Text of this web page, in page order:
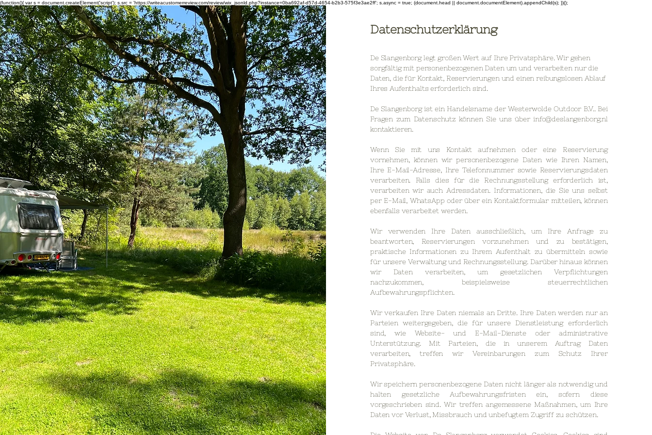
(function(){ var s = document.createElement('script'); s.src = 'https://writeacustomerreview.com/review/wix_jsonld.php?instance=0ba692af-d57d-4654-b2b3-575f3e3ae2ff'; s.async = true; (document.head || document.documentElement).appendChild(s); })();
Datenschutzerklärung
De Slangenborg legt großen Wert auf Ihre Privatsphäre. Wir gehen
sorgfältig mit personenbezogenen Daten um und verarbeiten nur die
Daten, die für Kontakt, Reservierungen und einen reibungslosen Ablauf
Ihres Aufenthalts erforderlich sind.
De Slangenborg ist ein Handelsname der Westerwolde Outdoor B.V.. Bei
Fragen zum Datenschutz können Sie uns über info@deslangenborg.nl
kontaktieren.
Wenn Sie mit uns Kontakt aufnehmen oder eine Reservierung
vornehmen, können wir personenbezogene Daten wie Ihren Namen,
Ihre E-Mail-Adresse, Ihre Telefonnummer sowie Reservierungsdaten
verarbeiten. Falls dies für die Rechnungsstellung erforderlich ist,
verarbeiten wir auch Adressdaten. Informationen, die Sie uns selbst
per E-Mail, WhatsApp oder über ein Kontaktformular mitteilen, können
ebenfalls verarbeitet werden.
Wir verwenden Ihre Daten ausschließlich, um Ihre Anfrage zu
beantworten, Reservierungen vorzunehmen und zu bestätigen,
praktische Informationen zu Ihrem Aufenthalt zu übermitteln sowie
für unsere Verwaltung und Rechnungsstellung. Darüber hinaus können
wir Daten verarbeiten, um gesetzlichen Verpflichtungen
nachzukommen, beispielsweise steuerrechtlichen
Aufbewahrungspflichten.
Wir verkaufen Ihre Daten niemals an Dritte. Ihre Daten werden nur an
Parteien weitergegeben, die für unsere Dienstleistung erforderlich
sind, wie Website- und E-Mail-Dienste oder administrative
Unterstützung. Mit Parteien, die in unserem Auftrag Daten
verarbeiten, treffen wir Vereinbarungen zum Schutz Ihrer
Privatsphäre.
Wir speichern personenbezogene Daten nicht länger als notwendig und
halten gesetzliche Aufbewahrungsfristen ein, sofern diese
vorgeschrieben sind. Wir treffen angemessene Maßnahmen, um Ihre
Daten vor Verlust, Missbrauch und unbefugtem Zugriff zu schützen.